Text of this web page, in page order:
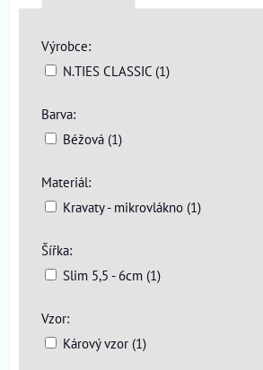
Výrobce:
N.TIES CLASSIC (1)
Barva:
Béžová (1)
Materiál:
Kravaty - mikrovlákno (1)
Šířka:
Slim 5,5 - 6cm (1)
Vzor:
Kárový vzor (1)